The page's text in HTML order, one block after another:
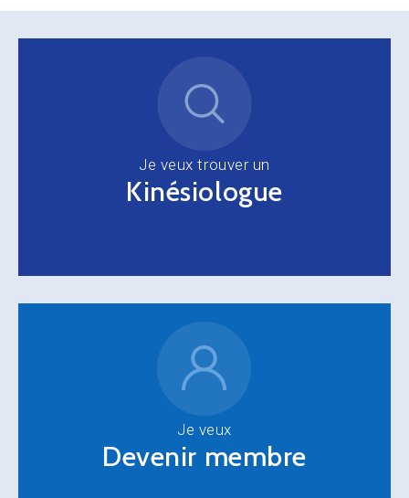
Je veux trouver un
Kinésiologue
Je veux
Devenir membre